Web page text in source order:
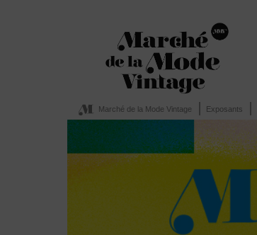
Marché de la Mode Vintage Exposants